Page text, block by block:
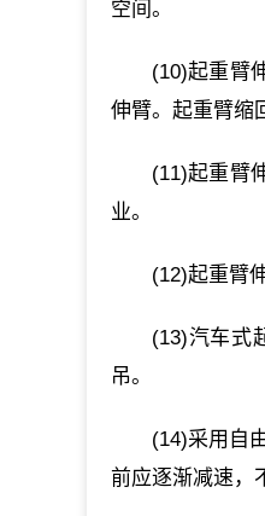
空间。
(10)起重臂
伸臂。起重臂缩
(11)起重臂
业。
(12)起重臂
(13)汽车式
吊。
(14)采用自
前应逐渐减速，